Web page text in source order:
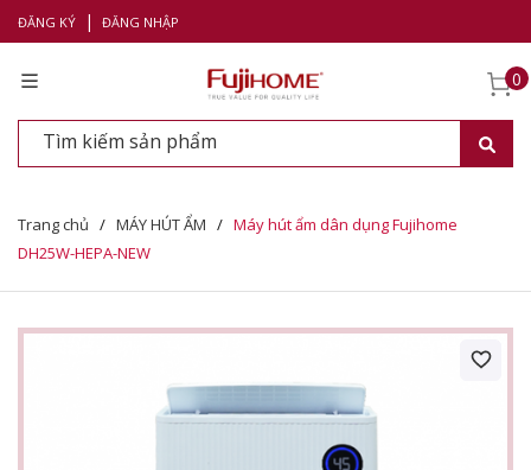
ĐĂNG KÝ | ĐĂNG NHẬP
0
Trang chủ / MÁY HÚT ẨM / Máy hút ẩm dân dụng Fujihome
DH25W-HEPA-NEW